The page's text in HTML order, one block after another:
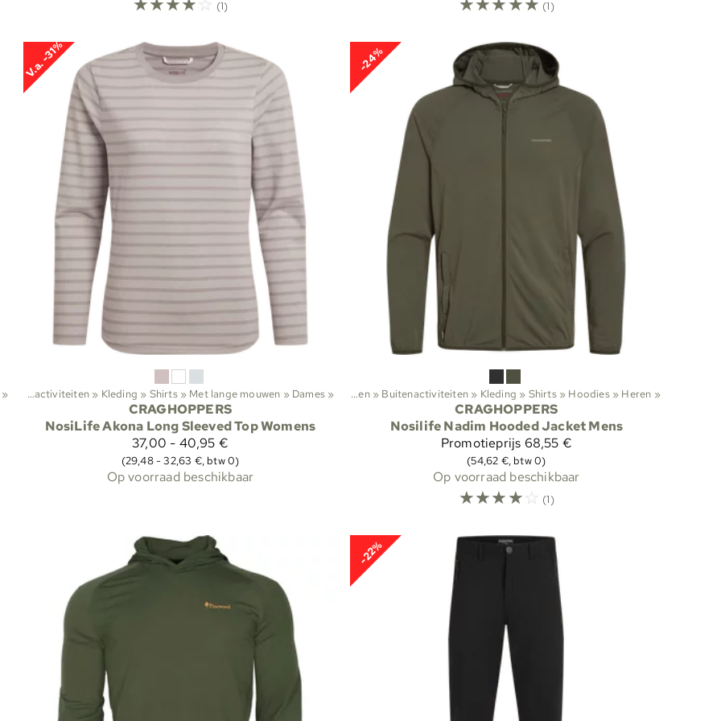
(1) (1)
‪»
V.a. -31%
Buitenactiviteiten ‪» Kleding ‪» Shirts ‪» Met lange mouwen ‪» Dames ‪»
CRAGHOPPERS
NosiLife Akona Long Sleeved Top Womens
37,00 - 40,95 €
(29,48 - 32,63 €, btw 0)
Op voorraad beschikbaar
-24%
Sporten ‪» Buitenactiviteiten ‪» Kleding ‪» Shirts ‪» Hoodies ‪» Heren ‪»
CRAGHOPPERS
Nosilife Nadim Hooded Jacket Mens
Promotieprijs 68,55 €
(54,62 €, btw 0)
Op voorraad beschikbaar
☆☆☆☆☆ (1)
-22%